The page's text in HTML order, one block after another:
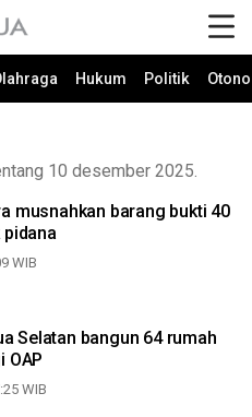
Hukum Politik
10 desember 2025.
musnahkan barang bukti 40
WIB
Selatan bangun 64 rumah
OAP
WIB